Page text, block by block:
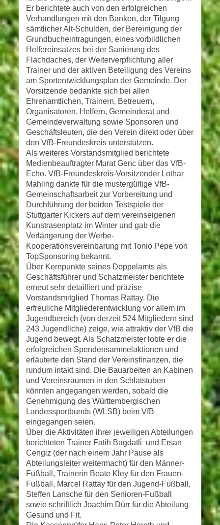
Er berichtete auch von den erfolgreichen
Verhandlungen mit den Banken, der Tilgung
sämtlicher Alt-Schulden, der Bereinigung der
Grundbucheintragungen, eines vorbildlichen
Helfereinsatzes bei der Sanierung des
Flachdaches, der Weiterverpflichtung aller
Trainer und der aktiven Beteiligung des Vereins
am Sportentwicklungsplan der Gemeinde. Der
Vorsitzende bedankte sich bei allen
Ehrenamtlichen, Trainern, Betreuern,
Organisatoren, Helfern, Gemeinderat und
Gemeindeverwaltung sowie Sponsoren und
Geschäftsleuten, die den Verein direkt oder über
den VfB-Freundeskreis unterstützen.
Als weiteres Vorstandsmitglied berichtete
Medienbeauftragter Murat Genc über das VfB-
Echo. VfB-Freundeskreis-Vorsitzender Lothar
Mahling dankte für die mustergültige VfB-
Gemeinschaftsarbeit zur Vorbereitung und
Durchführung der beiden Testspiele der
Stuttgarter Kickers auf dem vereinseigenen
Kunstrasenplatz im Winter und gab die
Verlängerung der Werbe-
Kooperationsvereinbarung mit Tonio Pepe von
TopSponsoring bekannt.
Über Kernpunkte seines Doppelamts als
Geschäftsführer und Schatzmeister berichtete
erneut sehr detailliert und präzise
Vorstandsmitglied Thomas Rattay. Die
erfreuliche Mitgliederentwicklung vor allem im
Jugendbereich (von derzeit 524 Mitgliedern sind
243 Jugendliche) zeige, wie attraktiv der VfB die
Jugend bewegt. Als Schatzmeister lobte er die
erfolgreichen Spendensammelaktionen und
erläuterte den Stand der Vereinsfinanzen, die
rundum intakt sind. Die Bauarbeiten an Kabinen
und Vereinsräumen in den Schlatstuben
könnten angegangen werden, sobald die
Genehmigung des Württembergischen
Landessportbunds (WLSB) beim VfB
eingegangen seien.
Über die Aktivitäten ihrer jeweiligen Abteilungen
berichteten Trainer Fatih Bagdatli und Ersan
Cengiz (der nach einem Jahr Pause als
Abteilungsleiter weitermacht) für den Männer-
Fußball, Trainerin Beate Kley für den Frauen-
Fußball, Marcel Rattay für den Jugend-Fußball,
Steffen Lansche für den Senioren-Fußball
sowie schriftlich Joachim Dürr für die Abteilung
Gesund und Fit.